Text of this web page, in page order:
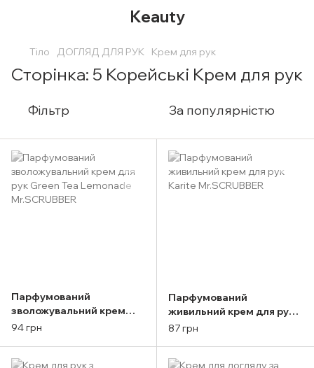
Keauty
Тіло ДОГЛЯД ДЛЯ РУК Крем для рук
Сторінка: 5 Корейські Крем для рук
Фільтр За популярністю
Парфумований
зволожувальний крем
для рук Green Tea
94 грн
Парфумований
живильний крем для рук
Karite Mr.SCRUBBER
87 грн